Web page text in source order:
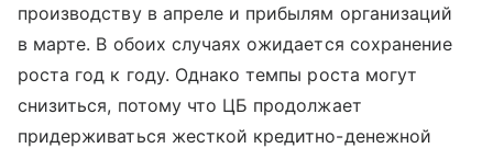
производству в апреле и прибылям организаций
в марте. В обоих случаях ожидается сохранение
роста год к году. Однако темпы роста могут
снизиться, потому что ЦБ продолжает
придерживаться жесткой кредитно-денежной